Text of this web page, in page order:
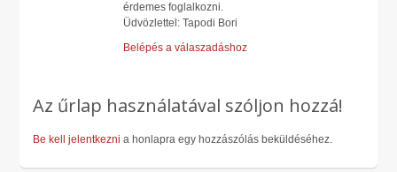
érdemes foglalkozni.
Üdvözlettel: Tapodi Bori
Belépés a válaszadáshoz
Az űrlap használatával szóljon hozzá!
Be kell jelentkezni a honlapra egy hozzászólás beküldéséhez.